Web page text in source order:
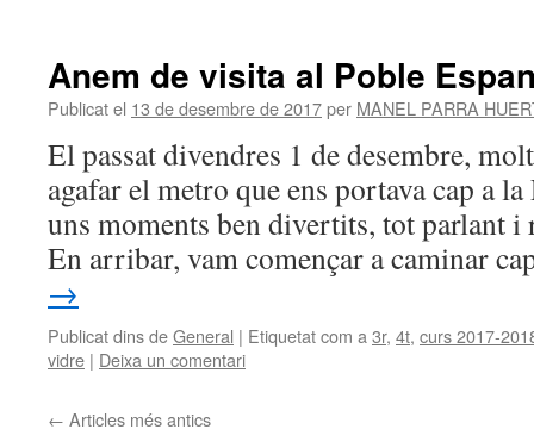
Anem de visita al Poble
Publicat el 13 de desembre de 2017per MANEL PARRA
El passat divendres 1 de desembre,
agafar el metro que ens portava cap a
uns moments ben divertits, tot parlant i
En arribar, vam començar a caminar
→
Publicat dins deGeneral | Etiquetat com a 3r, 4t, curs 2017-
vidre | Deixa un comentari
← Articles més antics